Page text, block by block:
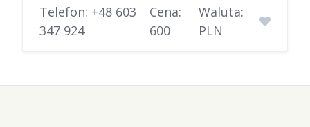
Telefon: +48 603
347 924
Cena:
600
Waluta:
PLN